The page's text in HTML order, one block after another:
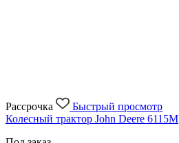
Рассрочка
Быстрый просмотр
Колесный трактор John Deere 6115M